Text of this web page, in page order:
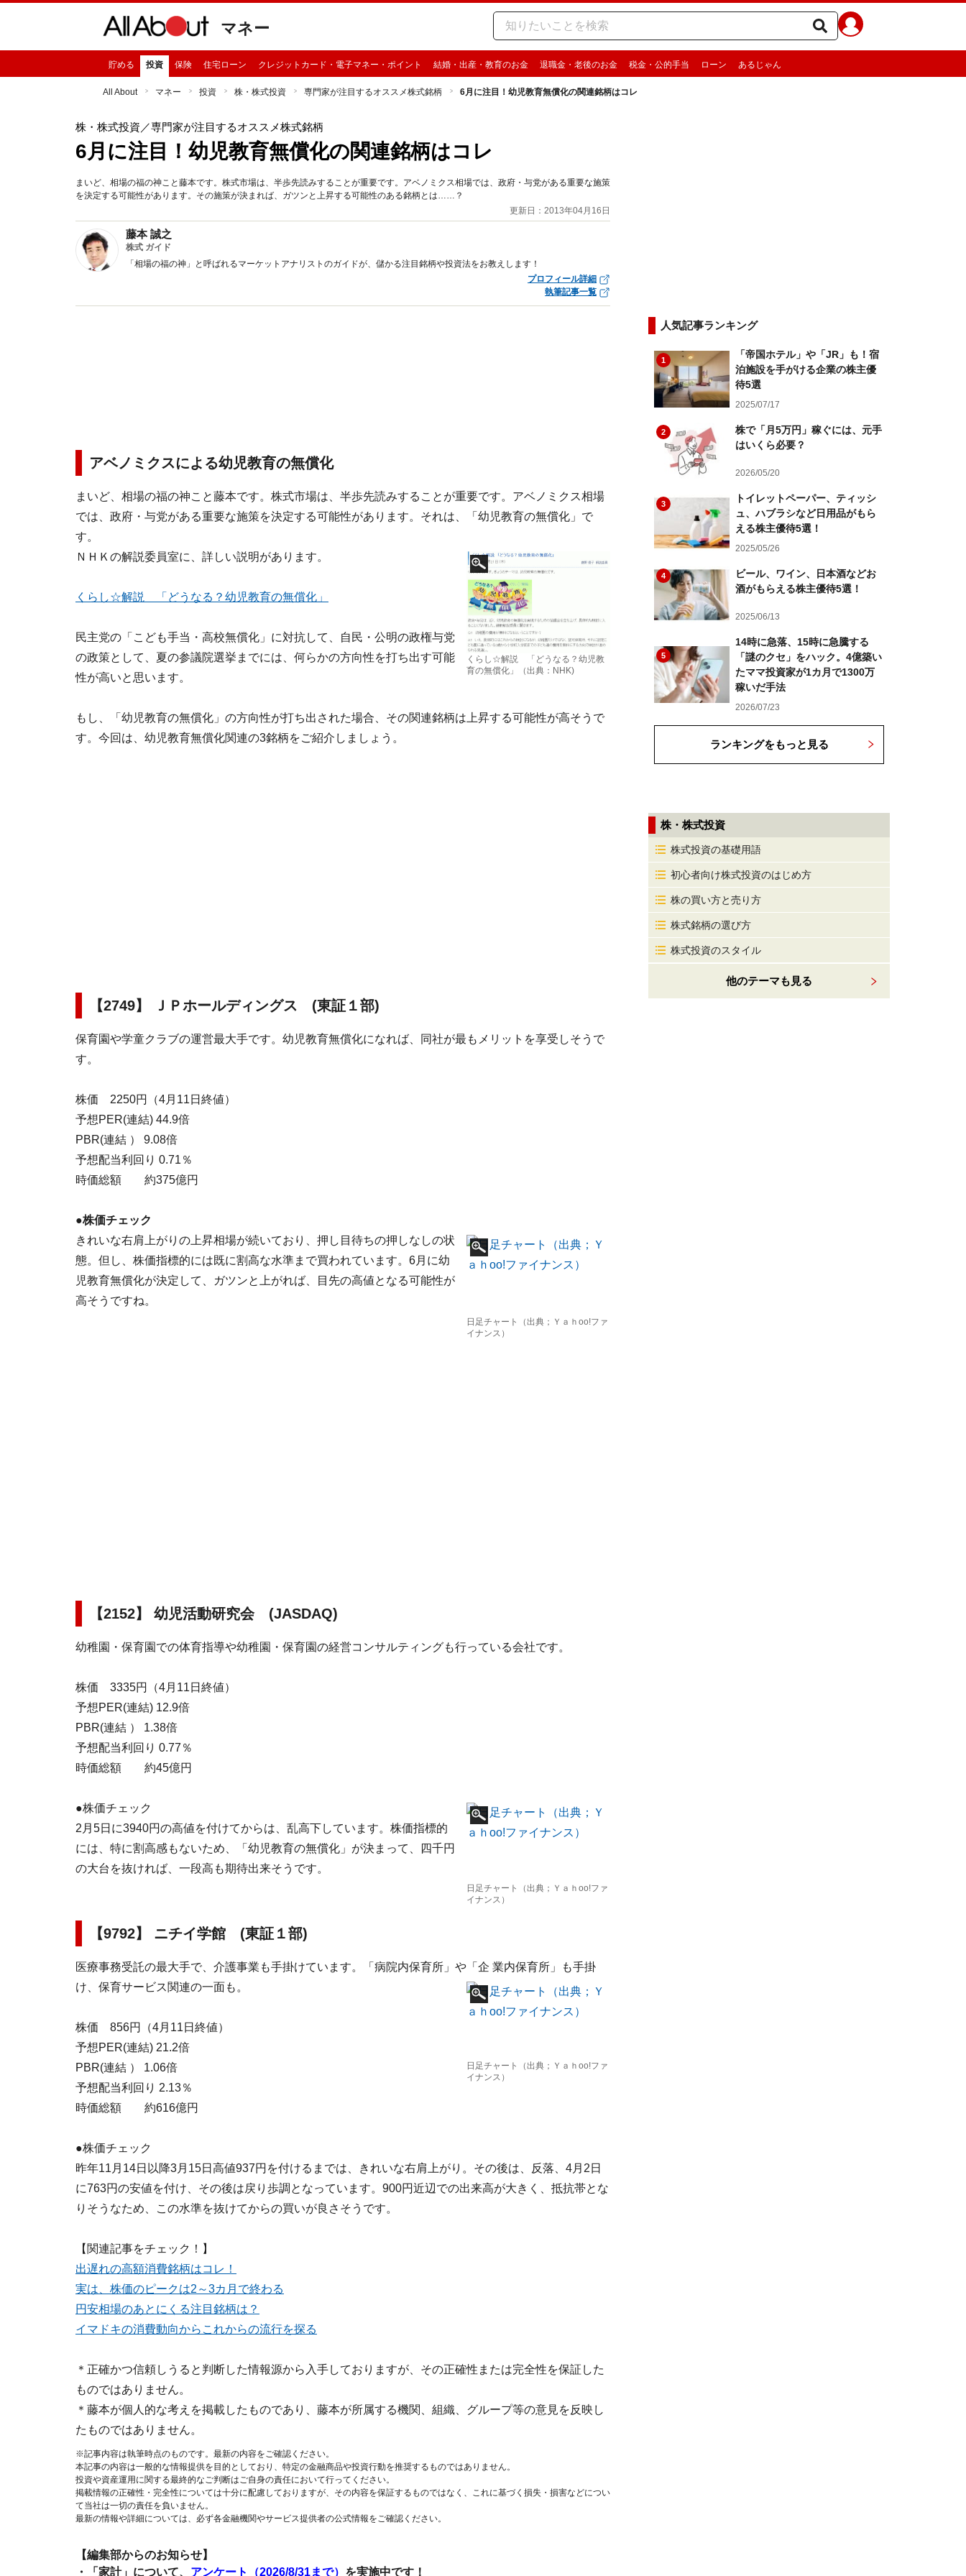
マネー
貯める 投資 保険 住宅ローン クレジットカード・電子マネー・ポイント 結婚・出産・教育のお金 退職金・老後のお金 税金・公的手当 ローン あるじゃん
All About マネー 投資 株・株式投資 専門家が注目するオススメ株式銘柄 6月に注目！幼児教育無償化の関連銘柄はコレ
株・株式投資 ／専門家が注目するオススメ株式銘柄
6月に注目！幼児教育無償化の関連銘柄はコレ
まいど、相場の福の神こと藤本です。株式市場は、半歩先読みすることが重要です。アベノミクス相場では、政府・与党がある重要な施策
を決定する可能性があります。その施策が決まれば、ガツンと上昇する可能性のある銘柄とは……？
更新日：2013年04月16日
藤本 誠之
株式 ガイド
「相場の福の神」と呼ばれるマーケットアナリストのガイドが、儲かる注目銘柄や投資法をお教えします！
プロフィール詳細
執筆記事一覧
アベノミクスによる幼児教育の無償化
まいど、相場の福の神こと藤本です。株式市場は、半歩先読みすることが重要です。アベノミクス相場
では、政府・与党がある重要な施策を決定する可能性があります。それは、「幼児教育の無償化」で
す。
くらし☆解説 「どうなる？幼児教
育の無償化」（出典：NHK)
ＮＨＫの解説委員室に、詳しい説明があります。
くらし☆解説 「どうなる？幼児教育の無償化」
民主党の「こども手当・高校無償化」に対抗して、自民・公明の政権与党
の政策として、夏の参議院選挙までには、何らかの方向性を打ち出す可能
性が高いと思います。
もし、「幼児教育の無償化」の方向性が打ち出された場合、その関連銘柄は上昇する可能性が高そうで
す。今回は、幼児教育無償化関連の3銘柄をご紹介しましょう。
【2749】 ＪＰホールディングス (東証１部)
保育園や学童クラブの運営最大手です。幼児教育無償化になれば、同社が最もメリットを享受しそうで
す。
株価 2250円（4月11日終値）
予想PER(連結) 44.9倍
PBR(連結 ） 9.08倍
予想配当利回り 0.71％
時価総額 約375億円
●株価チェック
日足チャート（出典；Ｙａｈoo!ファ
イナンス）
きれいな右肩上がりの上昇相場が続いており、押し目待ちの押しなしの状
態。但し、株価指標的には既に割高な水準まで買われています。6月に幼
児教育無償化が決定して、ガツンと上がれば、目先の高値となる可能性が
高そうですね。
【2152】 幼児活動研究会 (JASDAQ)
幼稚園・保育園での体育指導や幼稚園・保育園の経営コンサルティングも行っている会社です。
株価 3335円（4月11日終値）
予想PER(連結) 12.9倍
PBR(連結 ） 1.38倍
予想配当利回り 0.77％
時価総額 約45億円
日足チャート（出典；Ｙａｈoo!ファ
イナンス）
●株価チェック
2月5日に3940円の高値を付けてからは、乱高下しています。株価指標的
には、特に割高感もないため、「幼児教育の無償化」が決まって、四千円
の大台を抜ければ、一段高も期待出来そうです。
【9792】 ニチイ学館 (東証１部)
医療事務受託の最大手で、介護事業も手掛けています。「病院内保育所」や「企
日足チャート（出典；Ｙａｈoo!ファ
イナンス）
業内保育所」も手掛
け、保育サービス関連の一面も。
株価 856円（4月11日終値）
予想PER(連結) 21.2倍
PBR(連結 ） 1.06倍
予想配当利回り 2.13％
時価総額 約616億円
●株価チェック
昨年11月14日以降3月15日高値937円を付けるまでは、きれいな右肩上がり。その後は、反落、4月2日
に763円の安値を付け、その後は戻り歩調となっています。900円近辺での出来高が大きく、抵抗帯とな
りそうなため、この水準を抜けてからの買いが良さそうです。
【関連記事をチェック！】
出遅れの高額消費銘柄はコレ！
実は、株価のピークは2～3カ月で終わる
円安相場のあとにくる注目銘柄は？
イマドキの消費動向からこれからの流行を探る
＊正確かつ信頼しうると判断した情報源から入手しておりますが、その正確性または完全性を保証した
ものではありません。
＊藤本が個人的な考えを掲載したものであり、藤本が所属する機関、組織、グループ等の意見を反映し
たものではありません。
※記事内容は執筆時点のものです。最新の内容をご確認ください。
本記事の内容は一般的な情報提供を目的としており、特定の金融商品や投資行動を推奨するものではありません。
投資や資産運用に関する最終的なご判断はご自身の責任において行ってください。
掲載情報の正確性・完全性については十分に配慮しておりますが、その内容を保証するものではなく、これに基づく損失・損害などについ
て当社は一切の責任を負いません。
最新の情報や詳細については、必ず各金融機関やサービス提供者の公式情報をご確認ください。
【編集部からのお知らせ】
・「家計」について、 アンケート（2026/8/31まで） を実施中です！
人気記事ランキング
1
「帝国ホテル」や「JR」も！宿
泊施設を手がける企業の株主優
待5選
2025/07/17
2
株で「月5万円」稼ぐには、元手
はいくら必要？
2026/05/20
3
トイレットペーパー、ティッシ
ュ、ハブラシなど日用品がもら
える株主優待5選！
2025/05/26
4
ビール、ワイン、日本酒などお
酒がもらえる株主優待5選！
2025/06/13
5
14時に急落、15時に急騰する
「謎のクセ」をハック。4億築い
たママ投資家が1カ月で1300万
稼いだ手法
2026/07/23
ランキングをもっと見る
株・株式投資
株式投資の基礎用語
初心者向け株式投資のはじめ方
株の買い方と売り方
株式銘柄の選び方
株式投資のスタイル
他のテーマも見る